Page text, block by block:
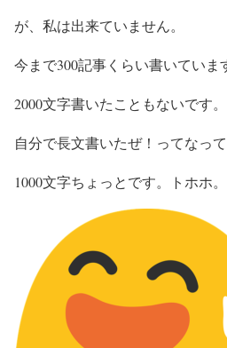
が、私は出来ていません。
今まで300記事くらい書いていま
2000文字書いたこともないです。
自分で長文書いたぜ！ってなっ
1000文字ちょっとです。トホホ。